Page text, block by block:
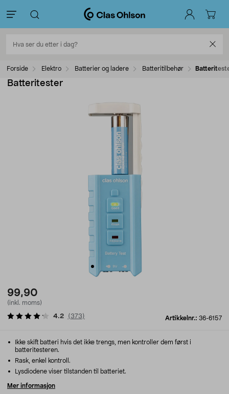
Forside Elektro Batterier og ladere Batteritilbehør
Batteritester
99,90
(inkl. moms)
Artikkelnr.: 36-6157
4.2 (373)
Ikke skift batteri hvis det ikke trengs, men kontroller dem først i
batteritesteren.
Rask, enkel kontroll.
Lysdiodene viser tilstanden til batteriet.
Mer informasjon